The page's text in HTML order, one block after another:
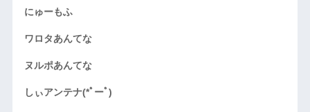
にゅーもふ
ワロタあんてな
ヌルポあんてな
しぃアンテナ(*ﾟーﾟ)